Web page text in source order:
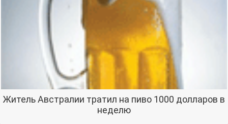
Житель Австралии тратил на пиво 1000 долларов в
неделю